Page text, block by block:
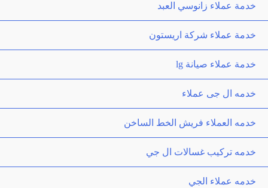
خدمة عملاء زانوسي العبد
خدمة عملاء شركة اريستون
خدمة عملاء صيانة lg
خدمه ال جى عملاء
خدمه العملاء فريش الخط الساخن
خدمه تركيب غسالات ال جي
خدمه عملاء الجي